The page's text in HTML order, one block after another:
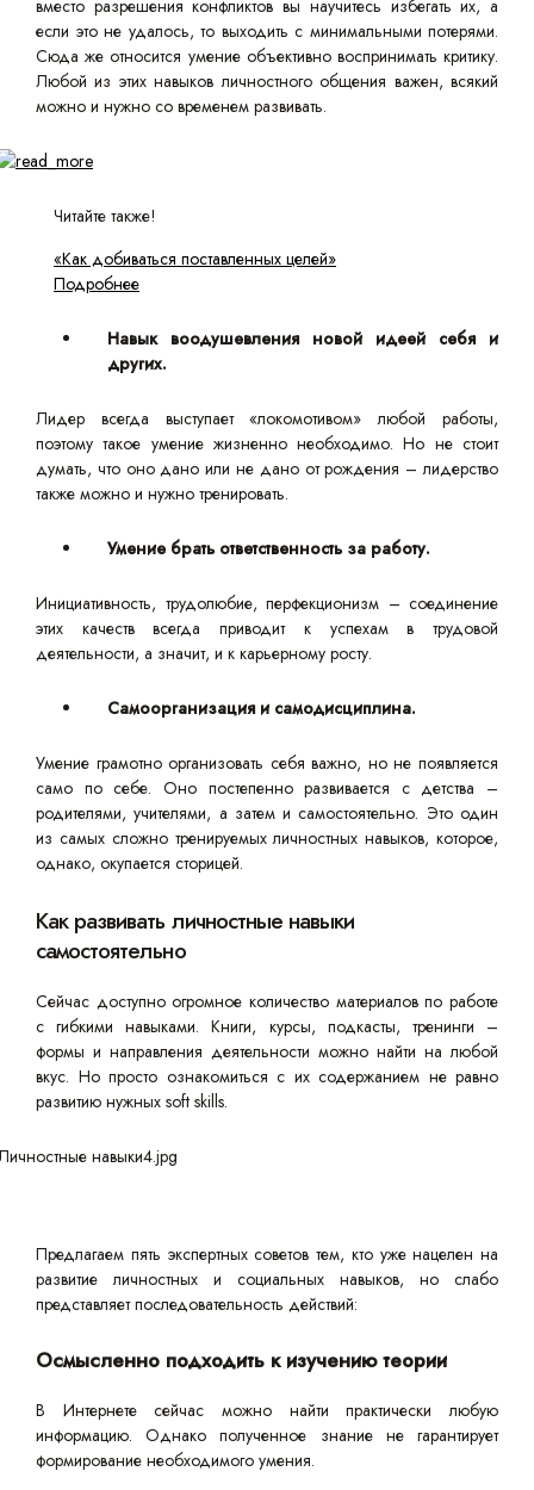
вместо разрешения конфликтов вы научитесь избегать их, а
если это не удалось, то выходить с минимальными потерями.
Сюда же относится умение объективно воспринимать критику.
Любой из этих навыков личностного общения важен, всякий
можно и нужно со временем развивать.
Читайте также!
«Как добиваться поставленных целей»
Подробнее
Навык воодушевления новой идеей себя и
других.
Лидер всегда выступает «локомотивом» любой работы,
поэтому такое умение жизненно необходимо. Но не стоит
думать, что оно дано или не дано от рождения – лидерство
также можно и нужно тренировать.
Умение брать ответственность за работу.
Инициативность, трудолюбие, перфекционизм – соединение
этих качеств всегда приводит к успехам в трудовой
деятельности, а значит, и к карьерному росту.
Самоорганизация и самодисциплина.
Умение грамотно организовать себя важно, но не появляется
само по себе. Оно постепенно развивается с детства –
родителями, учителями, а затем и самостоятельно. Это один
из самых сложно тренируемых личностных навыков, которое,
однако, окупается сторицей.
Как развивать личностные навыки
самостоятельно
Сейчас доступно огромное количество материалов по работе
с гибкими навыками. Книги, курсы, подкасты, тренинги –
формы и направления деятельности можно найти на любой
вкус. Но просто ознакомиться с их содержанием не равно
развитию нужных soft skills.
Предлагаем пять экспертных советов тем, кто уже нацелен на
развитие личностных и социальных навыков, но слабо
представляет последовательность действий:
Осмысленно подходить к изучению теории
В Интернете сейчас можно найти практически любую
информацию. Однако полученное знание не гарантирует
формирование необходимого умения.